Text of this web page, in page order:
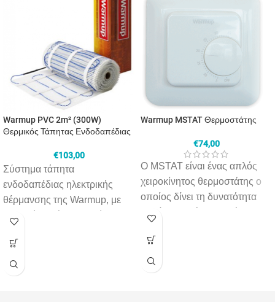
Warmup PVC 2m² (300W)
Θερμικός Τάπητας Ενδοδαπέδιας
€103,00
Σύστημα τάπητα
ενδοδαπέδιας ηλεκτρικής
θέρμανσης της Warmup, με
σκληρό πλέγμα από
φάιμπεργκλας. Οι θερμικοί
Warmup MSTAT Θερμοστάτης
€74,00
Ο MSTAT είναι ένας απλός
χειροκίνητος θερμοστάτης ο
οποίος δίνει τη δυνατότητα
συστήματα υδραυλικής ή
ηλεκτρικής ενδοδαπέδιας και